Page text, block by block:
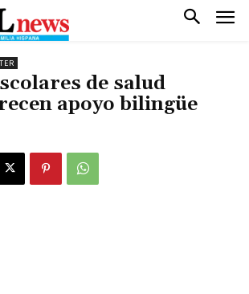
de salud
apoyo bilingüe